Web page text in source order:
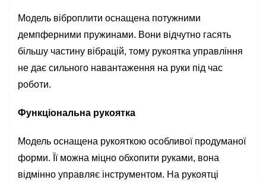
Модель віброплити оснащена потужними
демпферними пружинами. Вони відчутно гасять
більшу частину вібрацій, тому рукоятка управління
не дає сильного навантаження на руки під час
роботи.
Функціональна рукоятка
Модель оснащена рукояткою особливої продуманої
форми. Її можна міцно обхопити руками, вона
відмінно управляє інструментом. На рукоятці